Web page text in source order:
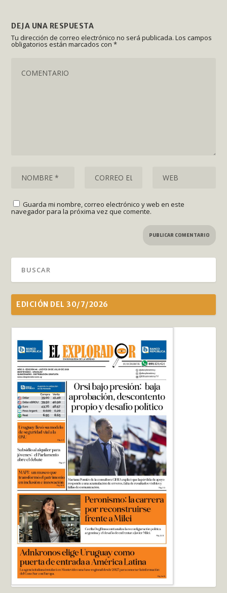
DEJA UNA RESPUESTA
Tu dirección de correo electrónico no será publicada. Los campos
obligatorios están marcados con*
Guarda mi nombre, correo electrónico y web en este
navegador para la próxima vez que comente.
EDICIÓN DEL 30/7/2026